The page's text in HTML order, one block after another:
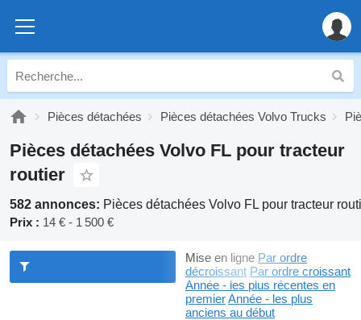
Pièces détachées Pièces détachées Volvo Trucks
Pièces détachées Volvo FL pour tracteur
routier
582 annonces: Pièces détachées Volvo FL pour tracteur
Prix : 14 € - 1 500 €
Mise en ligne Par ordre
décroissant Par ordre croissant
Année - les plus récentes en
premierAnnée - les plus
anciens au début